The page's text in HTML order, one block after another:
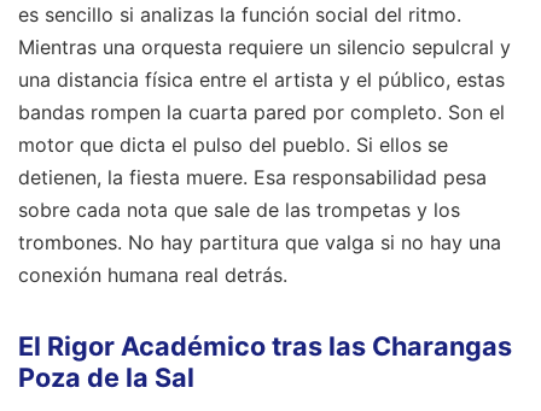
es sencillo si analizas la función social del ritmo.
Mientras una orquesta requiere un silencio sepulcral y
una distancia física entre el artista y el público, estas
bandas rompen la cuarta pared por completo. Son el
motor que dicta el pulso del pueblo. Si ellos se
detienen, la fiesta muere. Esa responsabilidad pesa
sobre cada nota que sale de las trompetas y los
trombones. No hay partitura que valga si no hay una
conexión humana real detrás.
El Rigor Académico tras las Charangas
Poza de la Sal